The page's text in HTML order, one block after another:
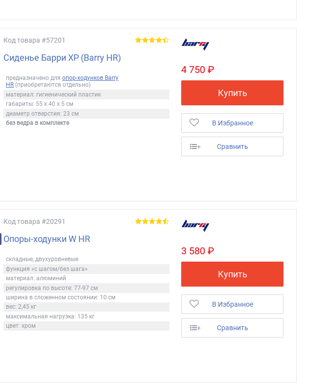
Код товара #57201
Сиденье Барри ХР (Barry HR)
предназначено дляопор-ходунков Barry
HR (приобретаются отдельно)
материал: гигиенический пластик
габариты: 55 х 40 х 5 см
диаметр отверстия: 23 см
без ведра в комплекте
4 750 ₽
Купить
В Избранное
+ Сравнить
Код товара #20291
Опоры-ходунки W HR
складные, двухуровневые
функция «с шагом/без шага»
материал: алюминий
регулировка по высоте: 77-97 см
ширина в сложенном состоянии: 10 см
вес: 2,45 кг
максимальная нагрузка: 135 кг
цвет: хром
3 580 ₽
Купить
В Избранное
+ Сравнить